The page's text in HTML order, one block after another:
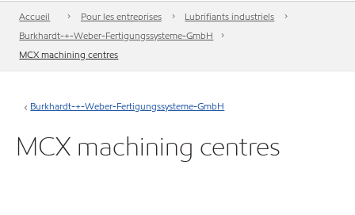
Accueil Pour les entreprises
Lubrifiants industriels
Burkhardt-+-Weber-Fertigungssysteme-GmbH
MCX machining centres
Burkhardt-+-Weber-Fertigungssysteme-GmbH
MCX machining centres